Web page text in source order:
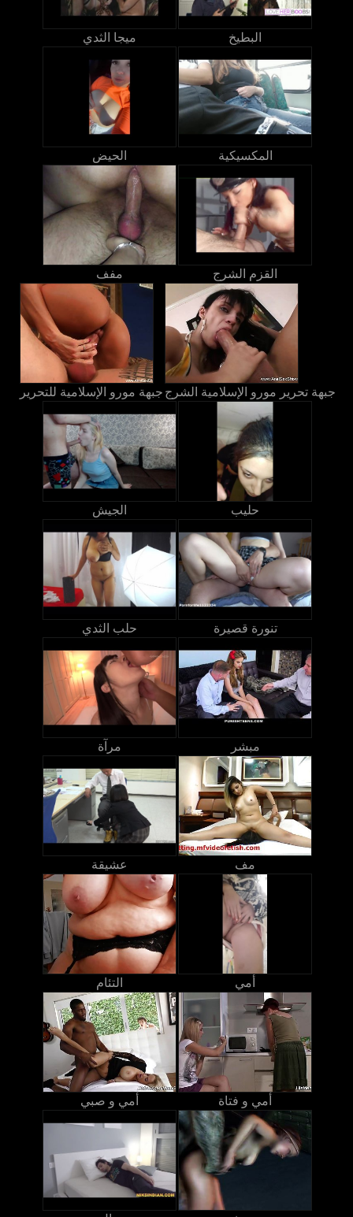
ميجا الثدي البطيخ
الحيض المكسيكية
مفف القزم الشرج
جبهة مورو الإسلامية للتحرير جبهة تحرير مورو الإسلامية الشرج
الجيش حليب
حلب الثدي تنورة قصيرة
مرآة مبشر
عشيقة مف
التئام أمي
أمي و صبي أمي و فتاة